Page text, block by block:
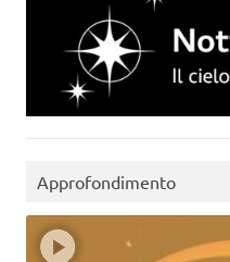
Approfondimento